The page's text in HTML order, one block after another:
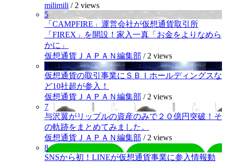
milimili / 2 views
5
「CAMPFIRE」運営会社が仮想通貨取引所
「FIREX」を開設！家入一真「お金をよりなめら
かに」
仮想通貨ＪＡＰＡＮ編集部 / 2 views
6
仮想通貨の取引事業にＳＢＩホールディングスな
ど10社超が参入！
仮想通貨ＪＡＰＡＮ編集部 / 2 views
7
与沢翼がリップルの資産のみで２０億円突破！そ
の軌跡をまとめてみました。
仮想通貨ＪＡＰＡＮ編集部 / 2 views
8
SNSから初！LINEが仮想通貨事業に参入情報動